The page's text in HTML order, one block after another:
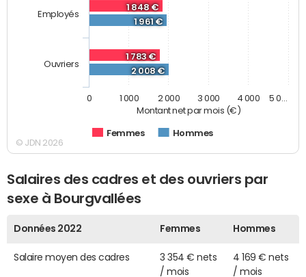
Montant net par mois (€)
1 848 €
1 783 €
1 961 €
2 008 €
Femmes Hommes
Employés
Ouvriers
0 1 000 2 000 3 000 4 000 5 0…
© JDN 2026
Salaires des cadres et des ouvriers par
sexe à Bourgvallées
Données 2022 Femmes Hommes
Salaire moyen des cadres
3 354 € nets
/ mois
4 169 € nets
/ mois